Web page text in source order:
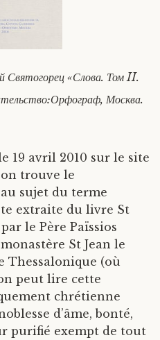
«Слова. Том II.
Москва.
19 avril 2010 sur le site
on trouve le
sujet du terme
extraite du livre St
le Père Païssios
St Jean le
Thessalonique (où
peut lire cette
chrétienne
d’âme, bonté,
purifié exempt de tout